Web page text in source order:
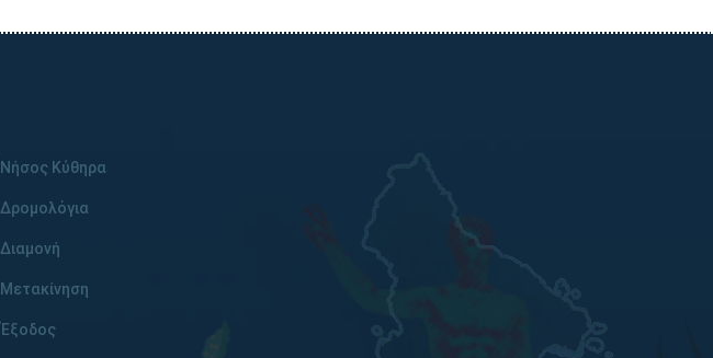
Νήσος Κύθηρα
Δρομολόγια
Διαμονή
Μετακίνηση
Έξοδος